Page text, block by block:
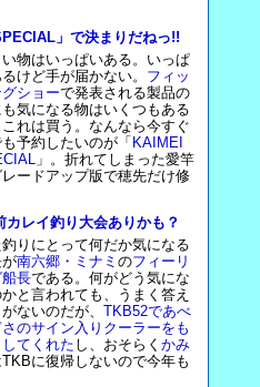
」で決まりだねっ!!
物はいっぱいある。いっぱ
けど手が届かない。 フィッ
ショーで発表される製品の
気になる物はいくつもある
れは買う。なんなら今すぐ
予約したいのが「 KAIMEI
」。折れてしまった愛竿
ードアップ版で穂先だけ修
レイ釣り大会ありかも？
りにとって何だか気になる
南六郷・ミナミ のフィーリ
長である。何がどう気にな
と言われても、うまく答え
ないのだが、 TKB52であべ
のサイン入りクーラーをも
てくれた し、おそらく かみ
TKBに復帰しないので今年も